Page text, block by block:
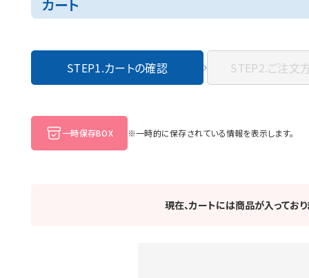
カート
STEP1.カートの確認 STEP2.ご注文
一時保存BOX ※一時的に保存されている情報を表示します。
現在、カートには商品が入ってお